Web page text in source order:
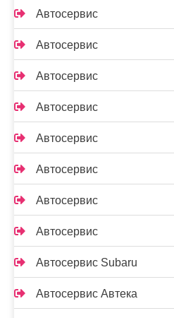
Автосервис
Автосервис
Автосервис
Автосервис
Автосервис
Автосервис
Автосервис
Автосервис
Автосервис Subaru
Автосервис Автека